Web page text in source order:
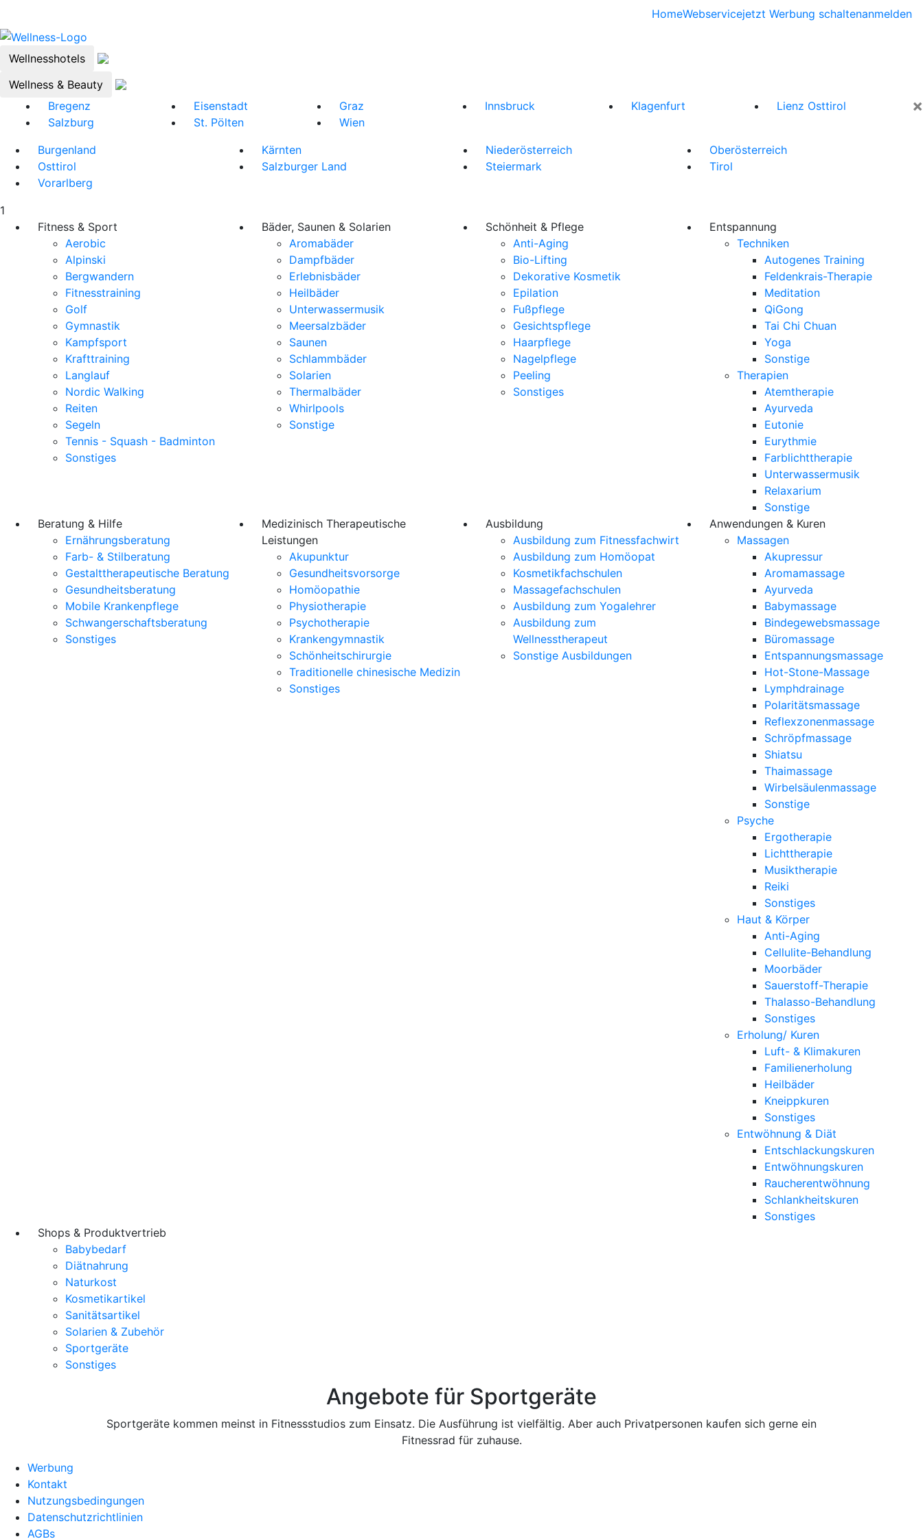
HomeWebservicejetzt Werbung schaltenanmelden
Wellnesshotels
Wellness & Beauty
×
Bregenz Eisenstadt Graz Innsbruck Klagenfurt
Lienz Osttirol
Salzburg
St. Pölten
Wien
Burgenland
Kärnten Niederösterreich
Oberösterreich
Osttirol
Salzburger Land Steiermark
Tirol
Vorarlberg
1
Fitness & Sport
Aerobic
Alpinski
Bergwandern
Fitnesstraining
Golf
Gymnastik
Kampfsport
Krafttraining
Langlauf
Nordic Walking
Reiten
Segeln
Tennis - Squash - Badminton
Sonstiges
Bäder, Saunen & Solarien
Aromabäder
Dampfbäder
Erlebnisbäder
Heilbäder
Unterwassermusik
Meersalzbäder
Saunen
Schlammbäder
Solarien
Thermalbäder
Whirlpools
Sonstige
Schönheit & Pflege
Anti-Aging
Bio-Lifting
Dekorative Kosmetik
Epilation
Fußpflege
Gesichtspflege
Haarpflege
Nagelpflege
Peeling
Sonstiges
Entspannung
Techniken
Autogenes Training
Feldenkrais-Therapie
Meditation
QiGong
Tai Chi Chuan
Yoga
Sonstige
Therapien
Atemtherapie
Ayurveda
Eutonie
Eurythmie
Farblichttherapie
Unterwassermusik
Relaxarium
Sonstige
Beratung & Hilfe
Ernährungsberatung
Farb- & Stilberatung
Gestalttherapeutische Beratung
Gesundheitsberatung
Mobile Krankenpflege
Schwangerschaftsberatung
Sonstiges
Medizinisch Therapeutische
Leistungen
Akupunktur
Gesundheitsvorsorge
Homöopathie
Physiotherapie
Psychotherapie
Krankengymnastik
Schönheitschirurgie
Traditionelle chinesische Medizin
Sonstiges
Ausbildung
Ausbildung zum Fitnessfachwirt
Ausbildung zum Homöopat
Kosmetikfachschulen
Massagefachschulen
Ausbildung zum Yogalehrer
Ausbildung zum
Wellnesstherapeut
Sonstige Ausbildungen
Anwendungen & Kuren
Massagen
Akupressur
Aromamassage
Ayurveda
Babymassage
Bindegewebsmassage
Büromassage
Entspannungsmassage
Hot-Stone-Massage
Lymphdrainage
Polaritätsmassage
Reflexzonenmassage
Schröpfmassage
Shiatsu
Thaimassage
Wirbelsäulenmassage
Sonstige
Psyche
Ergotherapie
Lichttherapie
Musiktherapie
Reiki
Sonstiges
Haut & Körper
Anti-Aging
Cellulite-Behandlung
Moorbäder
Sauerstoff-Therapie
Thalasso-Behandlung
Sonstiges
Erholung/ Kuren
Luft- & Klimakuren
Familienerholung
Heilbäder
Kneippkuren
Sonstiges
Entwöhnung & Diät
Entschlackungskuren
Entwöhnungskuren
Raucherentwöhnung
Schlankheitskuren
Sonstiges
Shops & Produktvertrieb
Babybedarf
Diätnahrung
Naturkost
Kosmetikartikel
Sanitätsartikel
Solarien & Zubehör
Sportgeräte
Sonstiges
Angebote für Sportgeräte
Sportgeräte kommen meinst in Fitnessstudios zum Einsatz. Die Ausführung ist vielfältig. Aber auch Privatpersonen kaufen sich gerne ein
Fitnessrad für zuhause.
Werbung
Kontakt
Nutzungsbedingungen
Datenschutzrichtlinien
AGBs